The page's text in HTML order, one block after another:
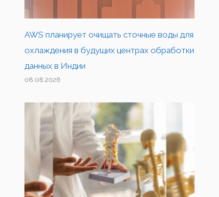
AWS планирует очищать сточные воды для
охлаждения в будущих центрах обработки
данных в Индии
08.08.2026